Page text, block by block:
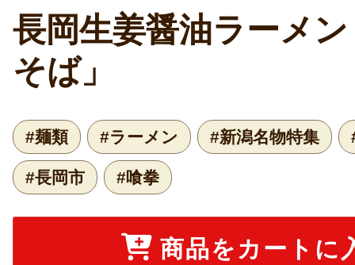
長岡生姜醤油ラーメ
そば」
#麺類 #ラーメン #新潟名物特集
#長岡市 #喰拳
商品をカートに